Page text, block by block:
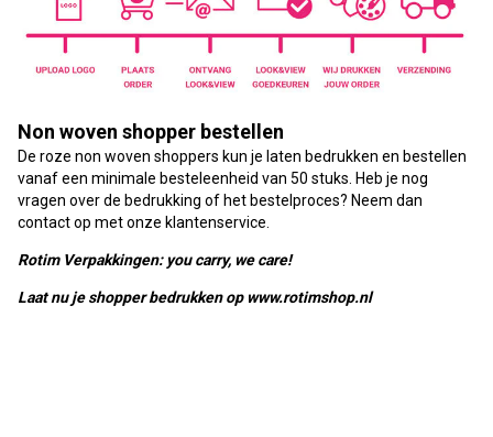
Non woven shopper bestellen
De roze non woven shoppers kun je laten bedrukken en bestellen
vanaf een minimale besteleenheid van 50 stuks. Heb je nog
vragen over de bedrukking of het bestelproces? Neem dan
contact op met onze klantenservice.
Rotim Verpakkingen: you carry, we care!
Laat nu je shopper bedrukken op www.rotimshop.nl